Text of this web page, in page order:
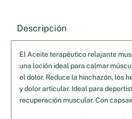
Descripción
El Aceite terapéutico relajante
una loción ideal para calmar
el dolor. Reduce la hinchazón, los
y dolor articular. Ideal para
recuperación muscular. Con